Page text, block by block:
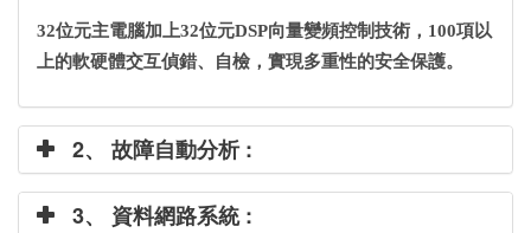
32位元主電腦加上32位元DSP向量變頻控制技術，100項以
上的軟硬體交互偵錯、自檢，實現多重性的安全保護。
2、 故障自動分析 :
3、 資料網路系統 :